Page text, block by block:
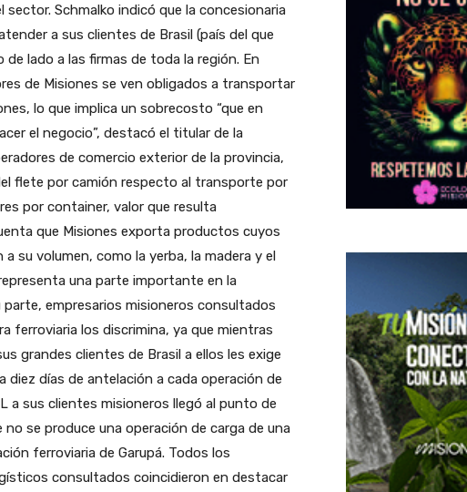
Schmalko indicó que la concesionaria
a sus clientes de Brasil (país del que
de lado a las firmas de toda la región. En
de Misiones se ven obligados a transportar
lo que implica un sobrecosto “que en
el negocio”, destacó el titular de la
de comercio exterior de la provincia,
flete por camión respecto al transporte por
por container, valor que resulta
que Misiones exporta productos cuyos
su volumen, como la yerba, la madera y el
una parte importante en la
empresarios misioneros consultados
ferroviaria los discrimina, ya que mientras
grandes clientes de Brasil a ellos les exige
días de antelación a cada operación de
a sus clientes misioneros llegó al punto de
no se produce una operación de carga de una
ferroviaria de Garupá. Todos los
consultados coincidieron en destacar